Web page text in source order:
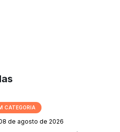
CATEGORIA
de agosto de 2026